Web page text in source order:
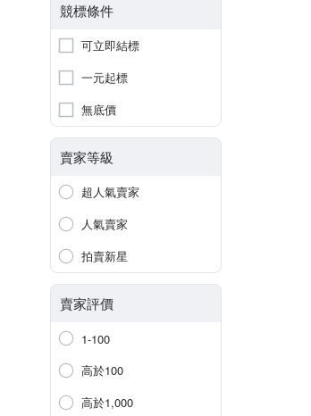
競標條件
可立即結標
一元起標
無底價
賣家等級
超人氣賣家
人氣賣家
拍賣新星
賣家評價
1-100
高於100
高於1,000